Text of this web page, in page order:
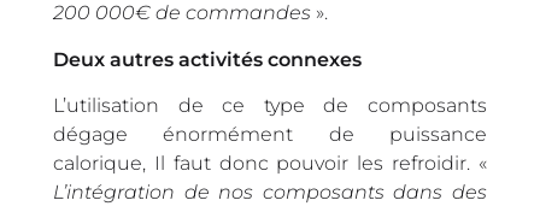
200 000€ de commandes ».
Deux autres activités connexes
L’utilisation de ce type de composants
dégage énormément de puissance
calorique, Il faut donc pouvoir les refroidir. «
L’intégration de nos composants dans des